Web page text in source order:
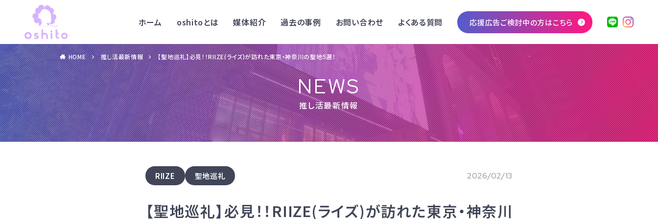
ホーム oshitoとは 媒体紹介 過去の事例 お問い合わせ よくある質問 応援広告ご検討中の方はこちら
HOME 推し活最新情報 【聖地巡礼】必見！！RIIZE(ライズ)が訪れた東京・神奈川の聖地5選！
NEWS
推し活最新情報
RIIZE 聖地巡礼 2026/02/13
【聖地巡礼】必見！！RIIZE(ライズ)が訪れた東京・神奈川